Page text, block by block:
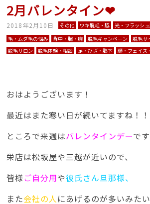
2月バレンタイン❤
2018年2月10日 その他 ワキ脱毛・脇 光・フラッシ
毛・ムダ毛の悩み
背中・腕・胸 脱毛キャンペーン
脱毛サ
脱毛サロン
脱毛体験・相談 足・ひざ・膝下 顔・フェイス
おはようございます！
最近はまた寒い日が続いてますね！！
ところで来週はバレンタインデーで
栄店は松坂屋や三越が近いので、
皆様ご自分用や彼氏さん旦那様、
また会社の人 にあげるのが多いみた